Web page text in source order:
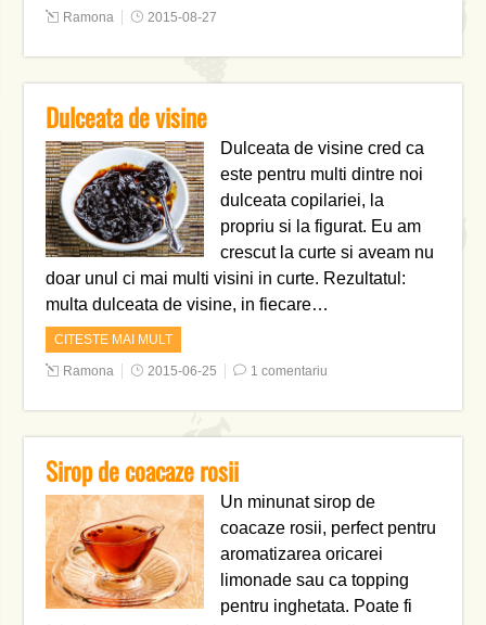
Ramona 2015-08-27
Dulceata de visine
Dulceata de visine cred ca
este pentru multi dintre noi
dulceata copilariei, la
propriu si la figurat. Eu am
crescut la curte si aveam nu
doar unul ci mai multi visini in curte. Rezultatul:
multa dulceata de visine, in fiecare…
CITESTE MAI MULT
Ramona 2015-06-25 1 comentariu
Sirop de coacaze rosii
Un minunat sirop de
coacaze rosii, perfect pentru
aromatizarea oricarei
limonade sau ca topping
pentru inghetata. Poate fi